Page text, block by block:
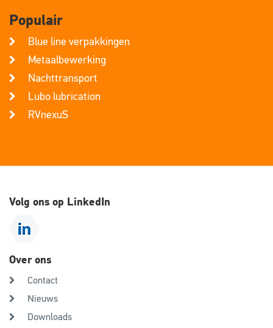
Populair
Blue line verpakkingen
Metaalbewerking
Nachttransport
Lubo lubrication
RVnexuS
Volg ons op LinkedIn
Over ons
Contact
Nieuws
Downloads